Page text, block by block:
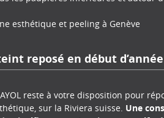
esthétique et peeling à Genève
reposé en début
reste à votre disposition pour
sur la Riviera suisse. Une